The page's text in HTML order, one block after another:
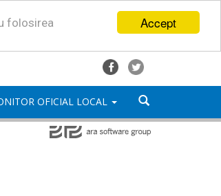
Accept
folosirea
OFICIAL LOCAL